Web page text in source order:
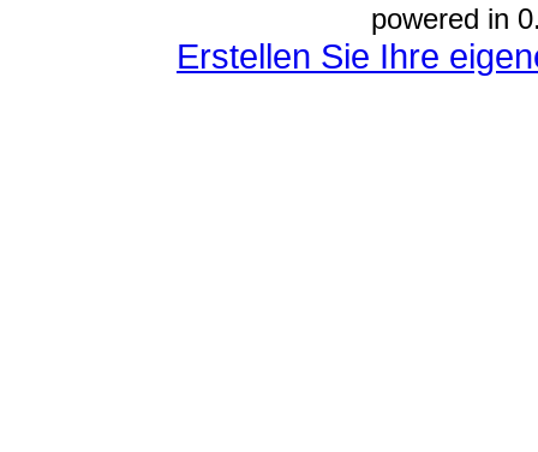
powered in
Erstellen Sie Ihre